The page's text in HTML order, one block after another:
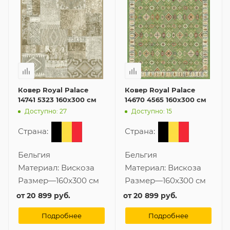
Ковер Royal Palace
14741 5323 160x300 см
Доступно: 27
Страна:
Бельгия
Материал: Вискоза
Размер—160x300 см
от20 899 руб.
Подробнее
Ковер Royal Palace
14670 4565 160x300 см
Доступно: 15
Страна:
Бельгия
Материал: Вискоза
Размер—160x300 см
от20 899 руб.
Подробнее